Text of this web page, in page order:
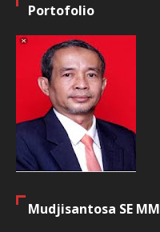
Portofolio
Mudjisantosa SE MM